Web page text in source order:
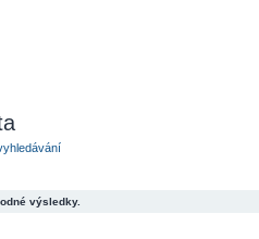
výsledky.